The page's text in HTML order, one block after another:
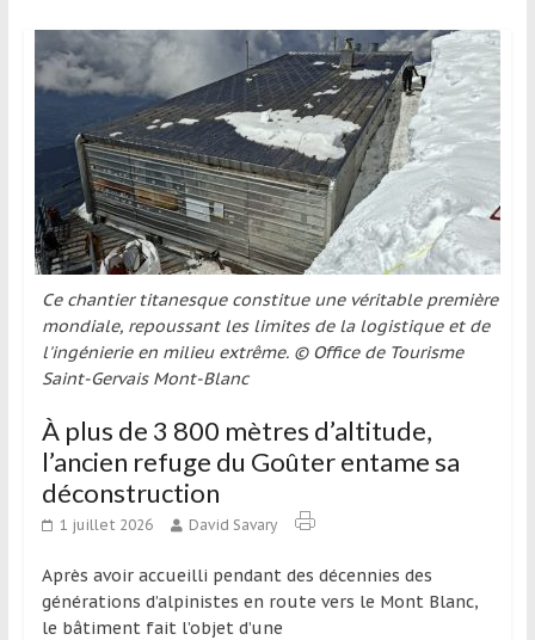
Ce chantier titanesque constitue une véritable première
mondiale, repoussant les limites de la logistique et de
l'ingénierie en milieu extrême. © Office de Tourisme
Saint-Gervais Mont-Blanc
À plus de 3 800 mètres d’altitude,
l’ancien refuge du Goûter entame sa
déconstruction
1 juillet 2026 David Savary
Après avoir accueilli pendant des décennies des
générations d’alpinistes en route vers le Mont Blanc,
le bâtiment fait l’objet d’une